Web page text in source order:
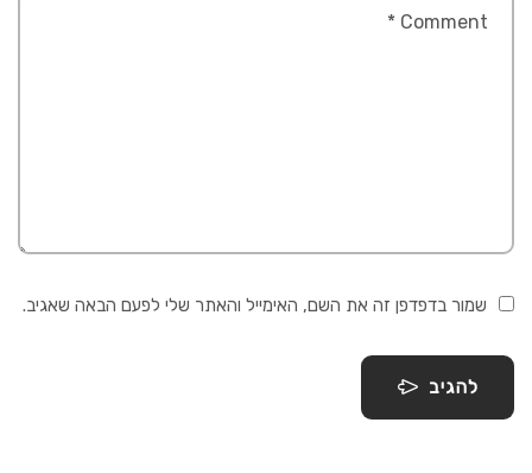
שמור בדפדפן זה את השם, האימייל והאתר שלי לפעם הבאה שאגיב.
להגיב